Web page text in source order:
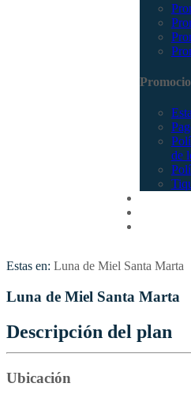
de
Estas en: Luna de Miel Santa Marta
Luna de Miel Santa Marta
Descripción del plan
Ubicación